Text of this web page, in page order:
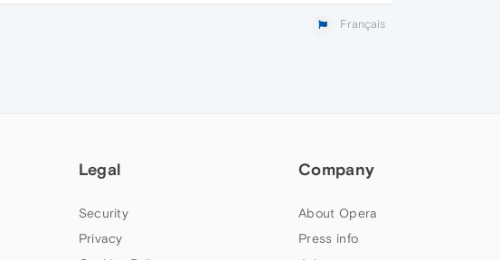
Français
Legal
Security
Privacy
Company
About Opera
Press info